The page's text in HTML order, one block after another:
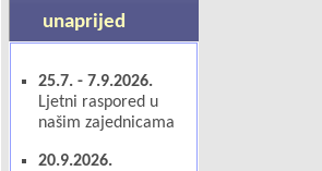
unaprijed
25.7. - 7.9.2026.
Ljetni raspored u
našim zajednicama
20.9.2026.